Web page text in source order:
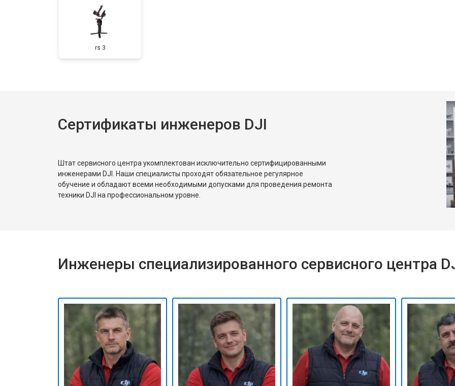
rs 3
Сертификаты инженеров DJI
Штат сервисного центра укомплектован исключительно сертифицированными
инженерами DJI. Наши специалисты проходят обязательное регулярное
обучение и обладают всеми необходимыми допусками для проведения ремонта
техники DJI на профессиональном уровне.
Инженеры специализированного сервисного центра